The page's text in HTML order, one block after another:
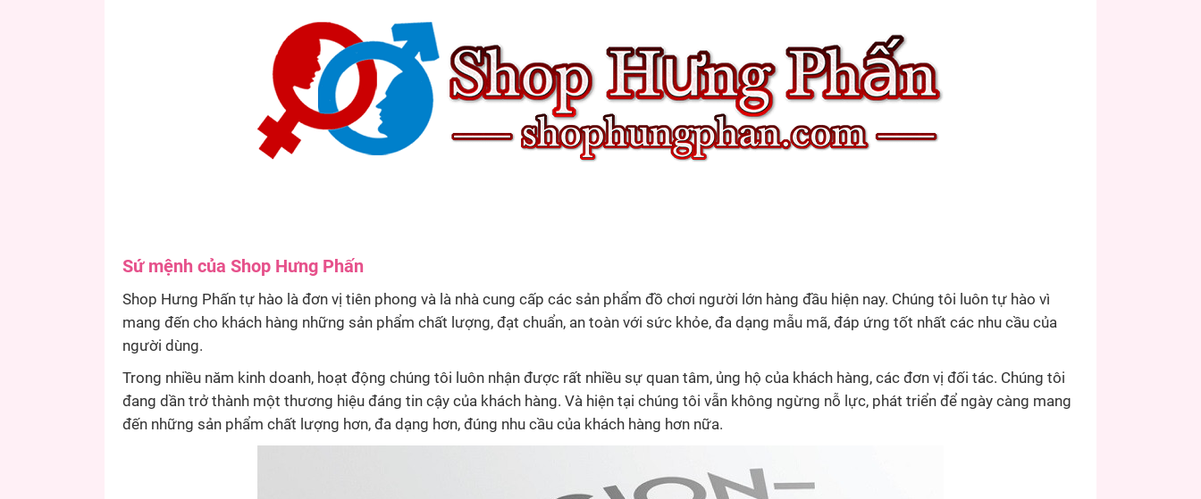
Sứ mệnh của Shop Hưng Phấn
Shop Hưng Phấn tự hào là đơn vị tiên phong và là nhà cung cấp các sản phẩm đồ chơi người lớn hàng đầu hiện nay. Chúng tôi luôn tự hào vì
mang đến cho khách hàng những sản phẩm chất lượng, đạt chuẩn, an toàn với sức khỏe, đa dạng mẫu mã, đáp ứng tốt nhất các nhu cầu của
người dùng.
Trong nhiều năm kinh doanh, hoạt động chúng tôi luôn nhận được rất nhiều sự quan tâm, ủng hộ của khách hàng, các đơn vị đối tác. Chúng tôi
đang dần trở thành một thương hiệu đáng tin cậy của khách hàng. Và hiện tại chúng tôi vẫn không ngừng nỗ lực, phát triển để ngày càng mang
đến những sản phẩm chất lượng hơn, đa dạng hơn, đúng nhu cầu của khách hàng hơn nữa.